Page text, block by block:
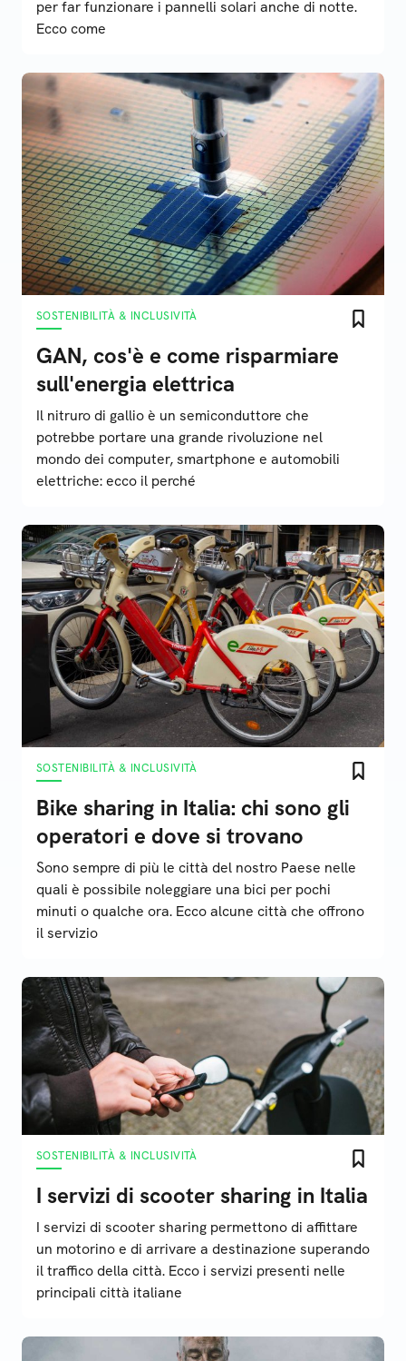
per far funzionare i pannelli solari anche di notte.
Ecco come
SOSTENIBILITÀ & INCLUSIVITÀ
GAN, cos'è e come risparmiare
sull'energia elettrica
Il nitruro di gallio è un semiconduttore che
potrebbe portare una grande rivoluzione nel
mondo dei computer, smartphone e automobili
elettriche: ecco il perché
SOSTENIBILITÀ & INCLUSIVITÀ
Bike sharing in Italia: chi sono gli
operatori e dove si trovano
Sono sempre di più le città del nostro Paese nelle
quali è possibile noleggiare una bici per pochi
minuti o qualche ora. Ecco alcune città che offrono
il servizio
SOSTENIBILITÀ & INCLUSIVITÀ
I servizi di scooter sharing in Italia
I servizi di scooter sharing permettono di affittare
un motorino e di arrivare a destinazione superando
il traffico della città. Ecco i servizi presenti nelle
principali città italiane